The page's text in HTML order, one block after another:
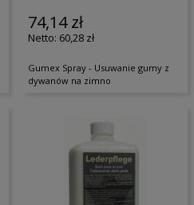
74,14 zł
60,28 zł
Gumex Spray - Usuwanie gumy z
dywanów na zimno